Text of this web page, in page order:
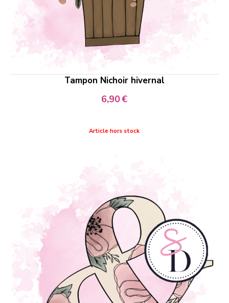
Tampon Nichoir hivernal
6,90€
Article hors stock